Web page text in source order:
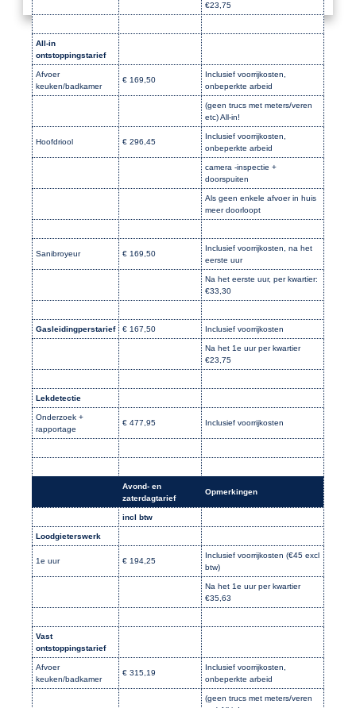
€23,75
All-in
ontstoppingstarief
Afvoer
keuken/badkamer
€ 169,50
Inclusief voorrijkosten,
onbeperkte arbeid
(geen trucs met meters/veren
etc) All-in!
Hoofdriool € 296,45
Inclusief voorrijkosten,
onbeperkte arbeid
camera -inspectie +
doorspuiten
Als geen enkele afvoer in huis
meer doorloopt
Sanibroyeur € 169,50
Inclusief voorrijkosten, na het
eerste uur
Na het eerste uur, per kwartier:
€33,30
Gasleidingperstarief € 167,50 Inclusief voorrijkosten
Na het 1e uur per kwartier
€23,75
Lekdetectie
Onderzoek +
rapportage
€ 477,95 Inclusief voorrijkosten
Avond- en
zaterdagtarief
Opmerkingen
incl btw
Loodgieterswerk
1e uur € 194,25
Inclusief voorrijkosten (€45 excl
btw)
Na het 1e uur per kwartier
€35,63
Vast
ontstoppingstarief
Afvoer
keuken/badkamer
€ 315,19
Inclusief voorrijkosten,
onbeperkte arbeid
(geen trucs met meters/veren